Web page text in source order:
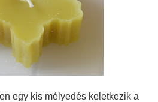
egy kis mélyedés keletkezik a